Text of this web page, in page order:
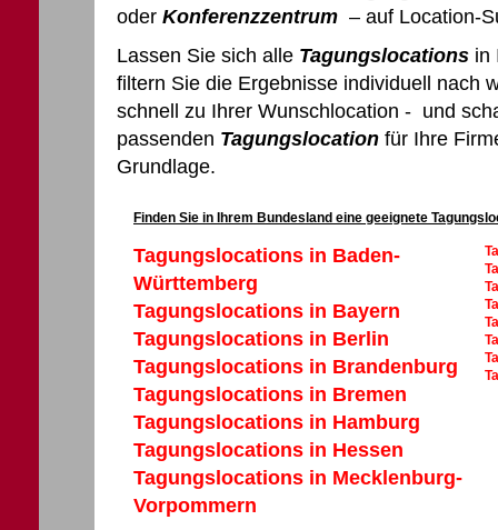
oder Konferenzzentrum – auf Location-
Lassen Sie sich alle Tagungslocations in
filtern Sie die Ergebnisse individuell nach
schnell zu Ihrer Wunschlocation - und
passenden Tagungslocation für Ihre
Grundlage.
Finden Sie in Ihrem Bundesland eine geeignete
Tagungslocations in Baden-
Württemberg
Tagungslocations in Bayern
Tagungslocations in Berlin
Tagungslocations in Brandenburg
Tagungslocations in Bremen
Tagungslocations in Hamburg
Tagungslocations in Hessen
Tagungslocations in Mecklenburg-
Vorpommern